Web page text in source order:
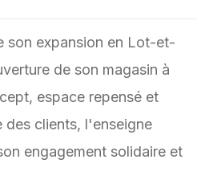
son expansion en Lot-et-
de son magasin à
espace repensé et
des clients, l'enseigne
engagement solidaire et